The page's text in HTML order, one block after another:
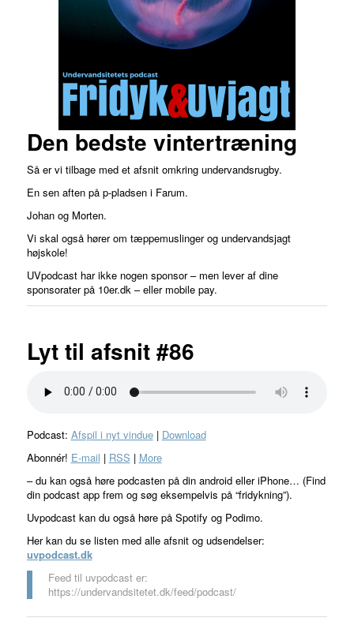
Den bedste vintertræning
Så er vi tilbage med et afsnit omkring undervandsrugby.
En sen aften på p-pladsen i Farum.
Johan og Morten.
Vi skal også hører om tæppemuslinger og undervandsjagt
højskole!
UVpodcast har ikke nogen sponsor – men lever af dine
sponsorater på 10er.dk – eller mobile pay.
Lyt til afsnit #86
Podcast: Afspil i nyt vindue| Download
Abonnér! E-mail | RSS | More
– du kan også høre podcasten på din android eller iPhone… (Find
din podcast app frem og søg eksempelvis på “fridykning”).
Uvpodcast kan du også høre på Spotify og Podimo.
Her kan du se listen med alle afsnit og udsendelser:
uvpodcast.dk
Feed til uvpodcast er:
https://undervandsitetet.dk/feed/podcast/